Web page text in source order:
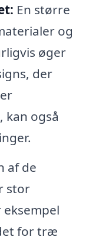
En større
og
øger
der
kan også
af de
stor
for træ